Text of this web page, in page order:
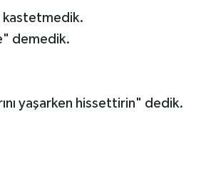
kastetmedik.
demedik.
yaşarken hissettirin" dedik.